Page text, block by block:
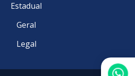
Estadual
Geral
Legal